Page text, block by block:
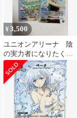
¥3,500
ユニオンアリーナ 陰
の実力者になりたく
て ガンマ ゼータ
R★ パラレル